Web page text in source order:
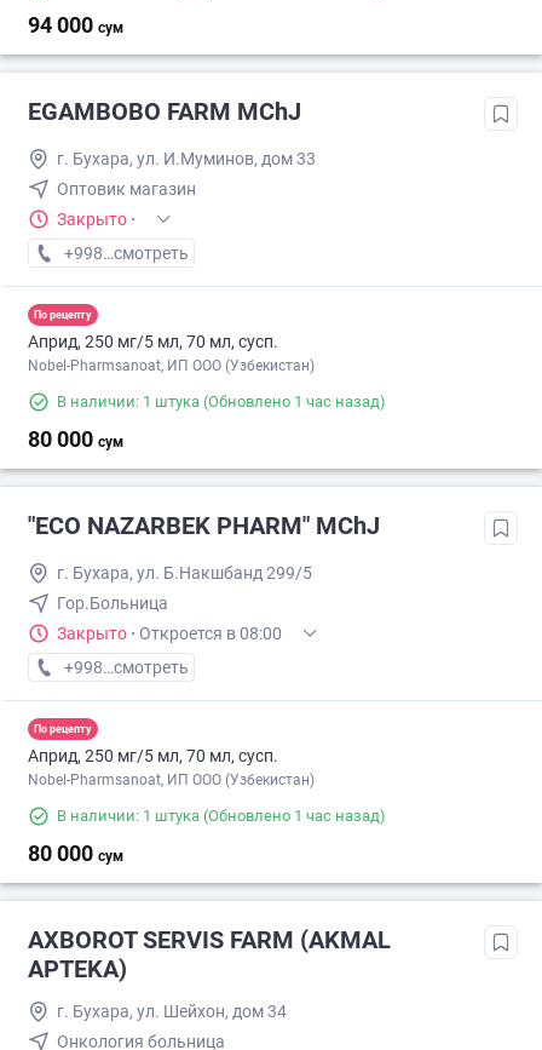
94 000 сум
EGAMBOBO FARM MChJ
г. Бухара, ул. И.Муминов, дом 33
Оптовик магазин
Закрыто ·
+998 (77) XXX-XX-XX
смотреть
По рецепту
Априд, 250 мг/5 мл, 70 мл, сусп.
Nobel-Pharmsanoat, ИП ООО (Узбекистан)
В наличии: 1 штука (Обновлено 1 час назад)
80 000 сум
"ECO NAZARBEK PHARM" MChJ
г. Бухара, ул. Б.Накшбанд 299/5
Гор.Больница
Закрыто · Откроется в 08:00
+998 (88) XXX-XX-XX
смотреть
По рецепту
Априд, 250 мг/5 мл, 70 мл, сусп.
Nobel-Pharmsanoat, ИП ООО (Узбекистан)
В наличии: 1 штука (Обновлено 1 час назад)
80 000 сум
AXBOROT SERVIS FARM (AKMAL
APTEKA)
г. Бухара, ул. Шейхон, дом 34
Онкология больница